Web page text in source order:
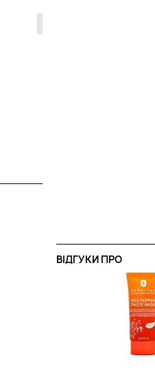
ВІДГУКИ ПРО